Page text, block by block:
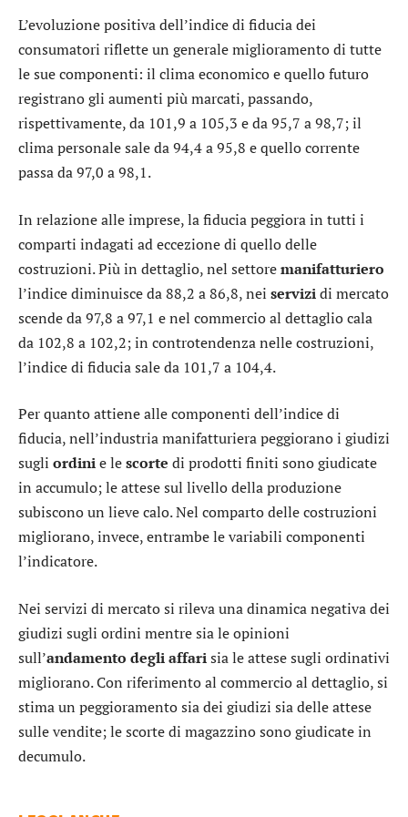
L’evoluzione positiva dell’indice di fiducia dei
consumatori riflette un generale miglioramento di tutte
le sue componenti: il clima economico e quello futuro
registrano gli aumenti più marcati, passando,
rispettivamente, da 101,9 a 105,3 e da 95,7 a 98,7; il
clima personale sale da 94,4 a 95,8 e quello corrente
passa da 97,0 a 98,1.
In relazione alle imprese, la fiducia peggiora in tutti i
comparti indagati ad eccezione di quello delle
costruzioni. Più in dettaglio, nel settoremanifatturiero
l’indice diminuisce da 88,2 a 86,8, nei servizidi mercato
scende da 97,8 a 97,1 e nel commercio al dettaglio cala
da 102,8 a 102,2; in controtendenza nelle costruzioni,
l’indice di fiducia sale da 101,7 a 104,4.
Per quanto attiene alle componenti dell’indice di
fiducia, nell’industria manifatturiera peggiorano i giudizi
sugli ordinie lescorte di prodotti finiti sono giudicate
in accumulo; le attese sul livello della produzione
subiscono un lieve calo. Nel comparto delle costruzioni
migliorano, invece, entrambe le variabili componenti
l’indicatore.
Nei servizi di mercato si rileva una dinamica negativa dei
giudizi sugli ordini mentre sia le opinioni
sull’andamento degli affarisia le attese sugli ordinativi
migliorano. Con riferimento al commercio al dettaglio, si
stima un peggioramento sia dei giudizi sia delle attese
sulle vendite; le scorte di magazzino sono giudicate in
decumulo.